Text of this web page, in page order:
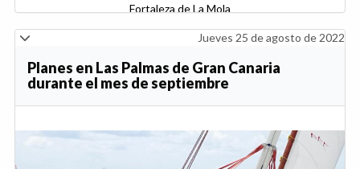
Casas Consistoriales
Lunes 08 de agosto de 2022
El Centro Botín programa para septiembre
actividades en torno a Juan Muñoz